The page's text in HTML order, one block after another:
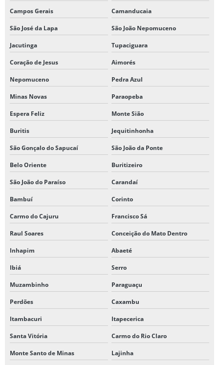
Campos Gerais Camanducaia
São José da Lapa São João Nepomuceno
Jacutinga Tupaciguara
Coração de Jesus Aimorés
Nepomuceno Pedra Azul
Minas Novas Paraopeba
Espera Feliz Monte Sião
Buritis Jequitinhonha
São Gonçalo do Sapucaí São João da Ponte
Belo Oriente Buritizeiro
São João do Paraíso Carandaí
Bambuí Corinto
Carmo do Cajuru Francisco Sá
Raul Soares Conceição do Mato Dentro
Inhapim Abaeté
Ibiá Serro
Muzambinho Paraguaçu
Perdões Caxambu
Itambacuri Itapecerica
Santa Vitória Carmo do Rio Claro
Monte Santo de Minas Lajinha